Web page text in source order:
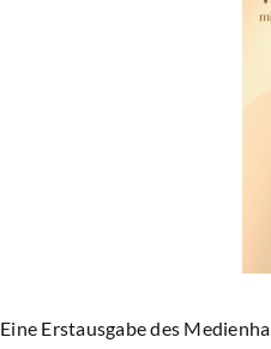
Eine Erstausgabe des